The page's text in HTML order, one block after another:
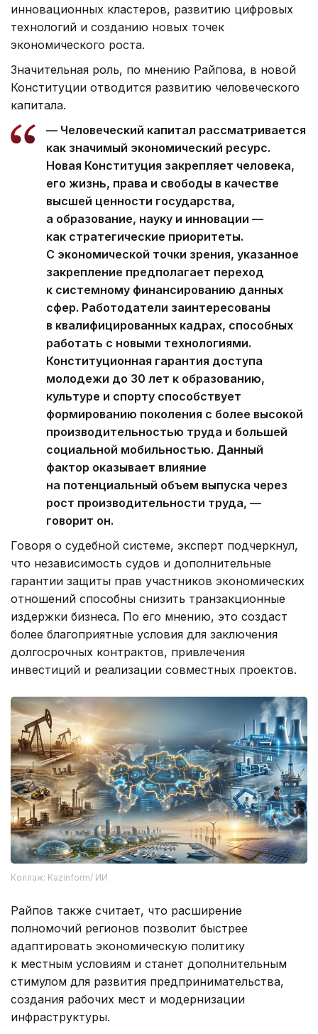
инновационных кластеров, развитию цифровых
технологий и созданию новых точек
экономического роста.
Значительная роль, по мнению Райпова, в новой
Конституции отводится развитию человеческого
капитала.
— Человеческий капитал рассматривается
как значимый экономический ресурс.
Новая Конституция закрепляет человека,
его жизнь, права и свободы в качестве
высшей ценности государства,
а образование, науку и инновации —
как стратегические приоритеты.
С экономической точки зрения, указанное
закрепление предполагает переход
к системному финансированию данных
сфер. Работодатели заинтересованы
в квалифицированных кадрах, способных
работать с новыми технологиями.
Конституционная гарантия доступа
молодежи до 30 лет к образованию,
культуре и спорту способствует
формированию поколения с более высокой
производительностью труда и большей
социальной мобильностью. Данный
фактор оказывает влияние
на потенциальный объем выпуска через
рост производительности труда, —
говорит он.
Говоря о судебной системе, эксперт подчеркнул,
что независимость судов и дополнительные
гарантии защиты прав участников экономических
отношений способны снизить транзакционные
издержки бизнеса. По его мнению, это создаст
более благоприятные условия для заключения
долгосрочных контрактов, привлечения
инвестиций и реализации совместных проектов.
Коллаж: Kazinform/ ИИ
Райпов также считает, что расширение
полномочий регионов позволит быстрее
адаптировать экономическую политику
к местным условиям и станет дополнительным
стимулом для развития предпринимательства,
создания рабочих мест и модернизации
инфраструктуры.